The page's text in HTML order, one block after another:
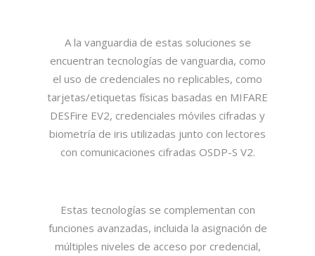
A la vanguardia de estas soluciones se
encuentran tecnologías de vanguardia, como
el uso de credenciales no replicables, como
tarjetas/etiquetas físicas basadas en MIFARE
DESFire EV2, credenciales móviles cifradas y
biometría de iris utilizadas junto con lectores
con comunicaciones cifradas OSDP-S V2.
Estas tecnologías se complementan con
funciones avanzadas, incluida la asignación de
múltiples niveles de acceso por credencial,